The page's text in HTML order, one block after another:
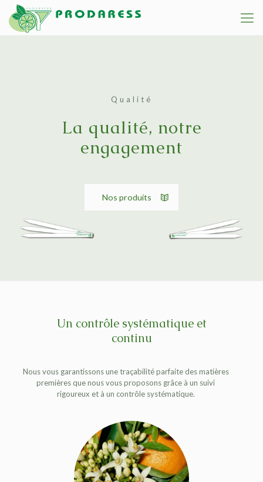
Qualité
La qualité, notre
engagement
Nos produits
Un contrôle systématique et
continu
Nous vous garantissons une traçabilité parfaite des matières
premières que nous vous proposons grâce à un suivi
rigoureux et à un contrôle systématique.